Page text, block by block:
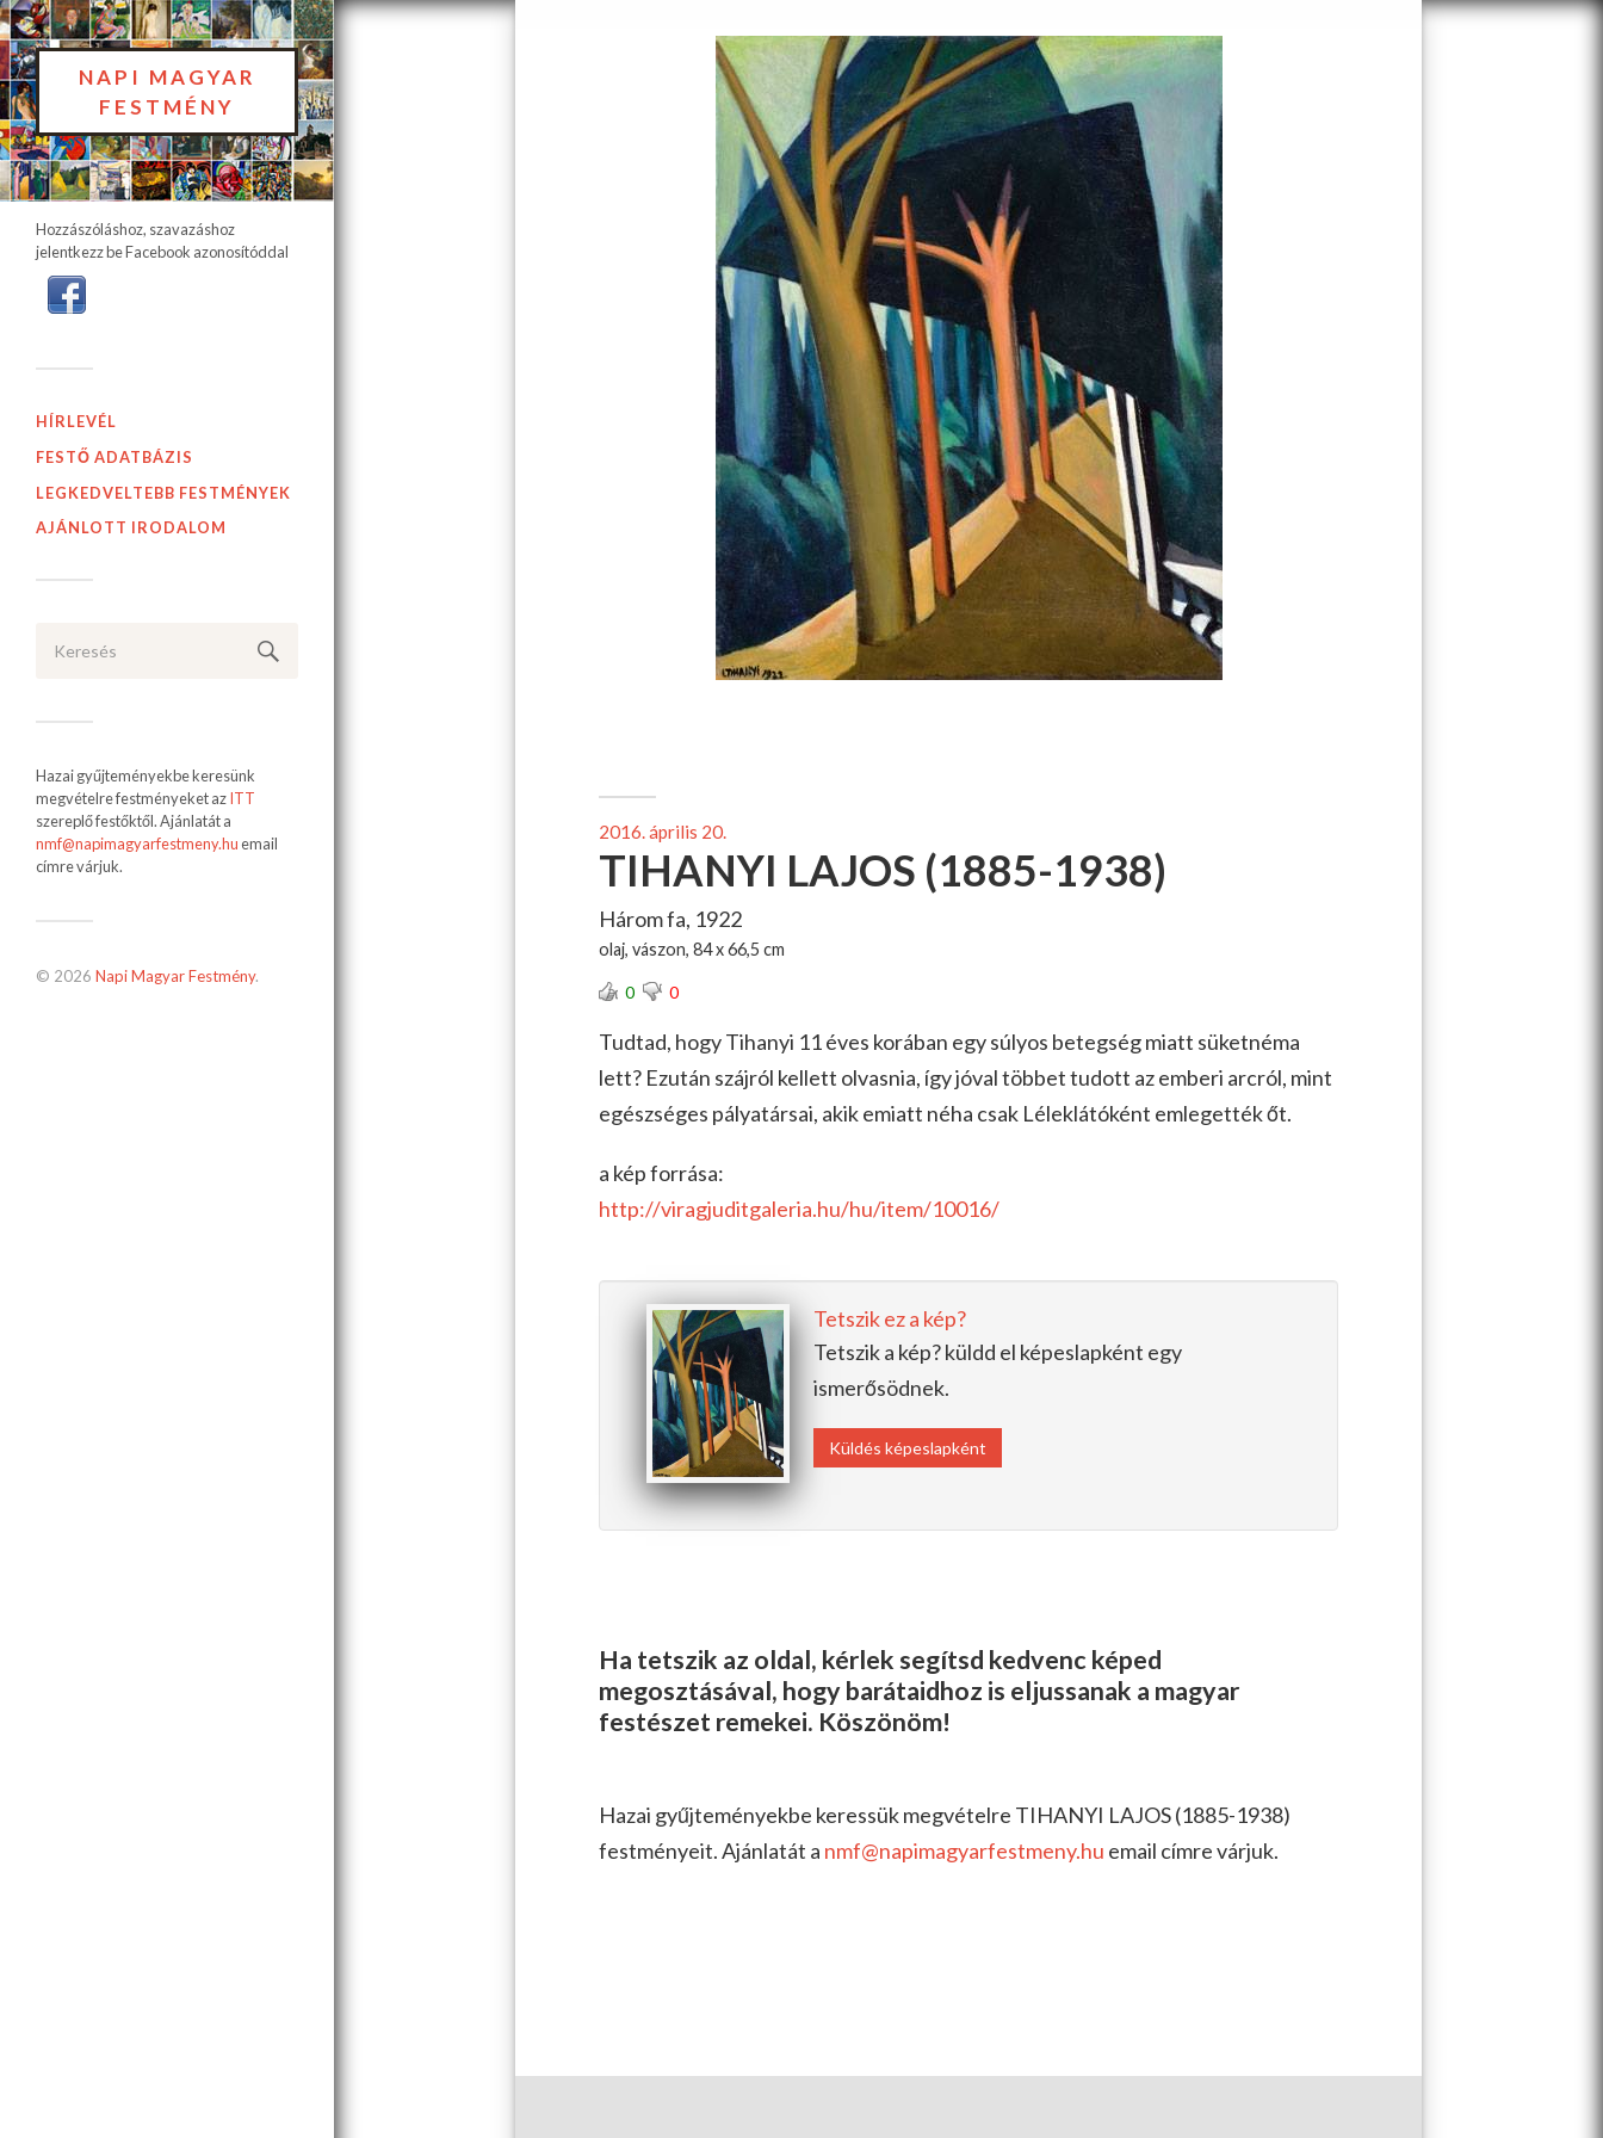
NAPI MAGYAR
FESTMÉNY
Hozzászóláshoz, szavazáshoz
jelentkezz be Facebook azonosítóddal
HÍRLEVÉL
FESTŐ ADATBÁZIS
LEGKEDVELTEBB FESTMÉNYEK
AJÁNLOTT IRODALOM
Hazai gyűjteményekbe keresünk
megvételre festményeket azITT
szereplő festőktől. Ajánlatát a
nmf@napimagyarfestmeny.hu email
címre várjuk.
© 2026 Napi Magyar Festmény.
2016. április 20.
TIHANYI LAJOS (1885-1938)
Három fa, 1922
olaj, vászon, 84 x 66,5 cm
0 0
Tudtad, hogy Tihanyi 11 éves korában egy súlyos betegség miatt süketnéma
lett? Ezután szájról kellett olvasnia, így jóval többet tudott az emberi arcról, mint
egészséges pályatársai, akik emiatt néha csak Léleklátóként emlegették őt.
a kép forrása:
http://viragjuditgaleria.hu/hu/item/10016/
Tetszik ez a kép?
Tetszik a kép? küldd el képeslapként egy
ismerősödnek.
Küldés képeslapként
Ha tetszik az oldal, kérlek segítsd kedvenc képed
megosztásával, hogy barátaidhoz is eljussanak a magyar
festészet remekei. Köszönöm!
Hazai gyűjteményekbe keressük megvételre TIHANYI LAJOS (1885-1938)
festményeit. Ajánlatát a nmf@napimagyarfestmeny.hu email címre várjuk.